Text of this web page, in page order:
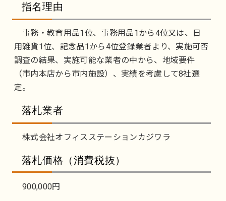
指名理由
事務・教育用品1位、事務用品1から4位又は、日
用雑貨1位、記念品1から4位登録業者より、実施可否
調査の結果、実施可能な業者の中から、地域要件
（市内本店から市内施設）、実績を考慮して8社選
定。
落札業者
株式会社オフィスステーションカジワラ
落札価格（消費税抜）
900,000円